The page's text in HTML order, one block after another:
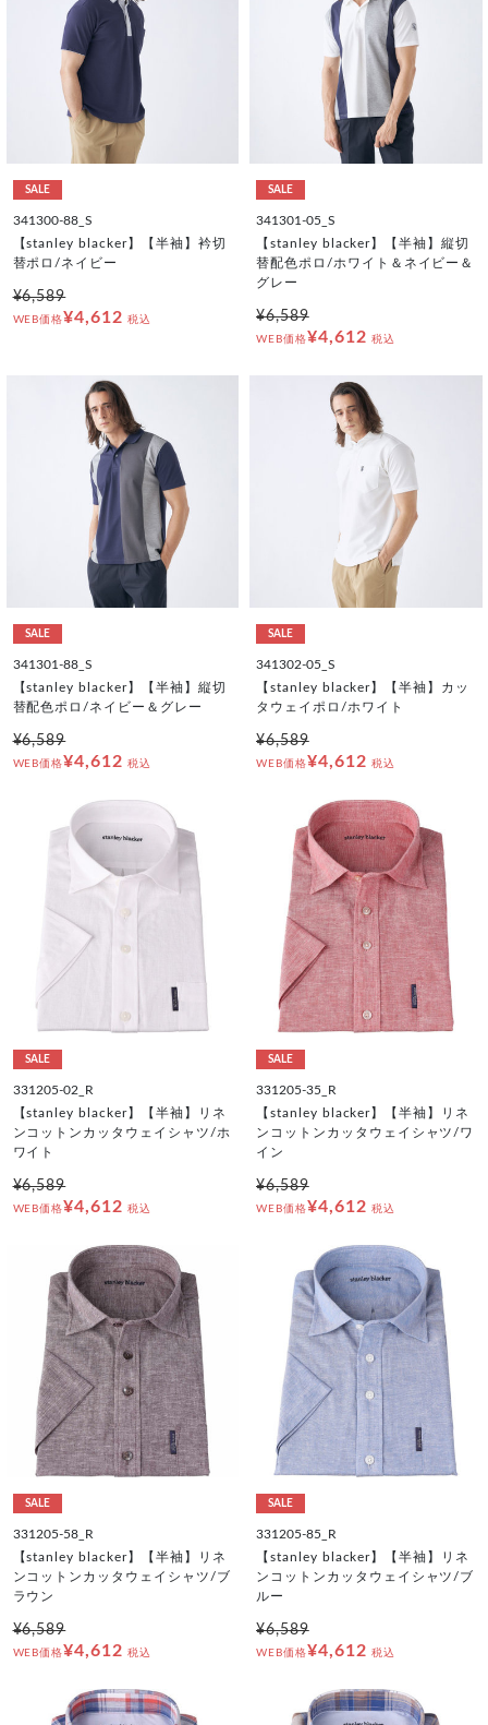
SALE
341300-88_S
【stanley blacker】【半袖】衿切
替ポロ/ネイビー
¥6,589
WEB価格¥4,612 税込
SALE
341301-05_S
【stanley blacker】【半袖】縦切
替配色ポロ/ホワイト＆ネイビー＆
グレー
¥6,589
WEB価格¥4,612 税込
SALE
341301-88_S
【stanley blacker】【半袖】縦切
替配色ポロ/ネイビー＆グレー
¥6,589
WEB価格¥4,612 税込
SALE
341302-05_S
【stanley blacker】【半袖】カッ
タウェイポロ/ホワイト
¥6,589
WEB価格¥4,612 税込
SALE
331205-02_R
【stanley blacker】【半袖】リネ
ンコットンカッタウェイシャツ/ホ
ワイト
¥6,589
WEB価格¥4,612 税込
SALE
331205-35_R
【stanley blacker】【半袖】リネ
ンコットンカッタウェイシャツ/ワ
イン
¥6,589
WEB価格¥4,612 税込
SALE
331205-58_R
【stanley blacker】【半袖】リネ
ンコットンカッタウェイシャツ/ブ
ラウン
¥6,589
WEB価格¥4,612 税込
SALE
331205-85_R
【stanley blacker】【半袖】リネ
ンコットンカッタウェイシャツ/ブ
ルー
¥6,589
WEB価格¥4,612 税込